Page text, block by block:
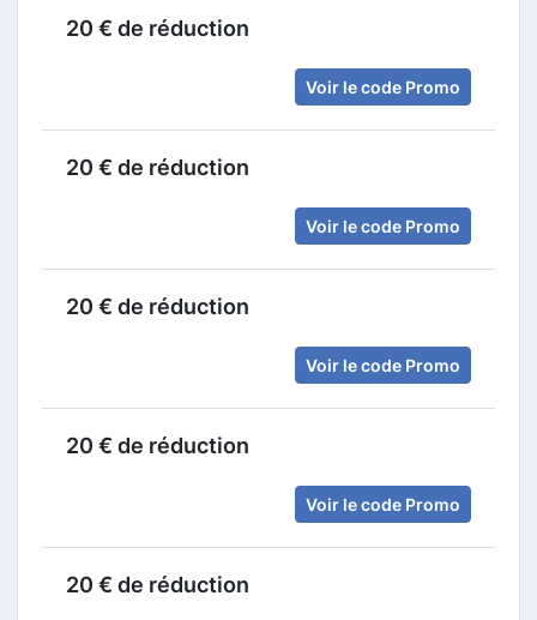
20 € de réduction
Voir le code Promo
20 € de réduction
Voir le code Promo
20 € de réduction
Voir le code Promo
20 € de réduction
Voir le code Promo
20 € de réduction